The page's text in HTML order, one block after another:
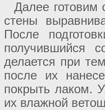
Далее готовим
стены
После
получившийся
делается при
после их
покрыть лаком.
их влажной